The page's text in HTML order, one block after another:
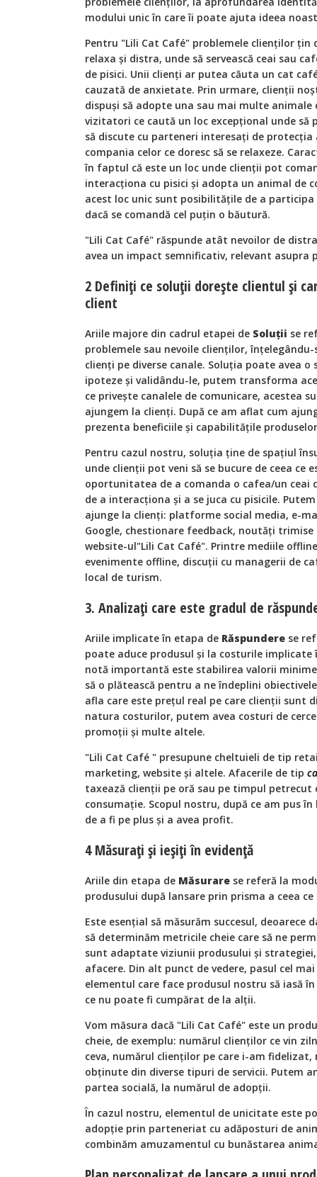
modului unic în care îi poate ajuta ideea
Pentru "Lili Cat Café" problemele clienților țin
relaxa și distra, unde să servească ceai sau
de pisici. Unii clienți ar putea căuta un cat
cauzată de anxietate. Prin urmare, clienții
dispuși să adopte una sau mai multe
vizitatori ce caută un loc excepțional unde să
să discute cu parteneri interesați de protecția
compania celor ce doresc să se relaxeze.
în faptul că este un loc unde clienții pot
interacționa cu pisici și adopta un animal de
acest loc unic sunt posibilitățile de a
dacă se comandă cel puțin o băutură.
"Lili Cat Café" răspunde atât nevoilor de
avea un impact semnificativ, relevant asupra
2 Definiți ce soluții dorește clientul și
client
Ariile majore din cadrul etapei de Soluții se
problemele sau nevoile clienților,
clienți pe diverse canale. Soluția poate avea
ipoteze și validându-le, putem transforma
ce privește canalele de comunicare, acestea
ajungem la clienți. După ce am aflat cum
prezenta beneficiile și capabilitățile
Pentru cazul nostru, soluția ține de spațiul
unde clienții pot veni să se bucure de ceea ce
oportunitatea de a comanda o cafea/un ceai
de a interacționa și a se juca cu pisicile.
ajunge la clienți: platforme social media, e-
Google, chestionare feedback, noutăți
website-ul"Lili Cat Café". Printre mediile
evenimente offline, discuții cu managerii de
local de turism.
3. Analizați care este gradul de
Ariile implicate în etapa de Răspundere se
poate aduce produsul și la costurile
notă importantă este stabilirea valorii
să o plătească pentru a ne îndeplini
afla care este prețul real pe care clienții sunt
natura costurilor, putem avea costuri de
promoții și multe altele.
"Lili Cat Café " presupune cheltuieli de tip
marketing, website și altele. Afacerile de tip
taxează clienții pe oră sau pe timpul petrecut
consumație. Scopul nostru, după ce am pus
de a fi pe plus și a avea profit.
4 Măsurați și ieșiți în evidență
Ariile din etapa de Măsurare se referă la
produsului după lansare prin prisma a ceea
Este esențial să măsurăm succesul, deoarece
să determinăm metricile cheie care să ne
sunt adaptate viziunii produsului și
afacere. Din alt punct de vedere, pasul cel
elementul care face produsul nostru să iasă
ce nu poate fi cumpărat de la alții.
Vom măsura dacă "Lili Cat Café" este un
cheie, de exemplu: numărul clienților ce vin
ceva, numărul clienților pe care i-am
obținute din diverse tipuri de servicii. Putem
partea socială, la numărul de adopții.
În cazul nostru, elementul de unicitate este
adopție prin parteneriat cu adăposturi de
combinăm amuzamentul cu bunăstarea